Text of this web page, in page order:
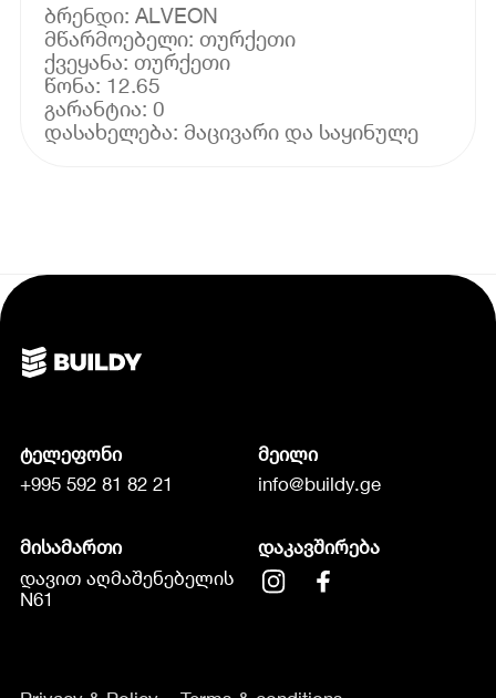
ბრენდი: ALVEON
მწარმოებელი: თურქეთი
ქვეყანა: თურქეთი
წონა: 12.65
გარანტია: 0
ტელეფონი
+995 592 81 82 21
მეილი
info@buildy.ge
მისამართი
დავით აღმაშენებელის
N61
დაკავშირება